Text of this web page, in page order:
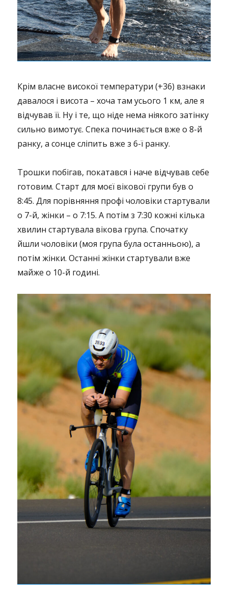
Крім власне високої температури (+36) взнаки
давалося і висота – хоча там усього 1 км, але я
відчував її. Ну і те, що ніде нема ніякого затінку
сильно вимотує. Спека починається вже о 8-й
ранку, а сонце сліпить вже з 6-ї ранку.
Трошки побігав, покатався і наче відчував себе
готовим. Старт для моєї вікової групи був о
8:45. Для порівняння профі чоловіки стартували
о 7-й, жінки – о 7:15. А потім з 7:30 кожні кілька
хвилин стартувала вікова група. Спочатку
йшли чоловіки (моя група була останньою), а
потім жінки. Останні жінки стартували вже
майже о 10-й годині.